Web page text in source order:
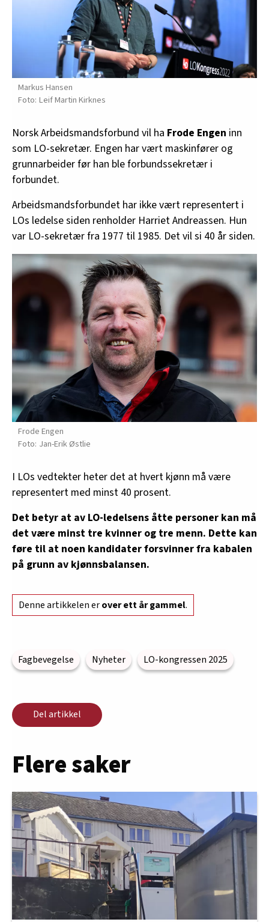
Markus Hansen
Leif Martin Kirknes
Norsk Arbeidsmandsforbund vil ha Frode Engen inn
som LO-sekretær. Engen har vært maskinfører og
grunnarbeider før han ble forbundssekretær i
forbundet.
Arbeidsmandsforbundet har ikke vært representert i
LOs ledelse siden renholder Harriet Andreassen. Hun
var LO-sekretær fra 1977 til 1985. Det vil si 40 år siden.
Frode Engen
Jan-Erik Østlie
I LOs vedtekter heter det at hvert kjønn må være
representert med minst 40 prosent.
Det betyr at av LO-ledelsens åtte personer kan må
det være minst tre kvinner og tre menn. Dette kan
føre til at noen kandidater forsvinner fra kabalen
på grunn av kjønnsbalansen.
Denne artikkelen erover ett år gammel.
Fagbevegelse Nyheter LO-kongressen 2025
Del artikkel
Flere saker